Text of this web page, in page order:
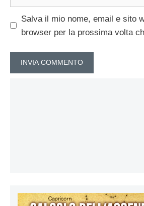
Salva il mio nome, email e sito
browser per la prossima volta